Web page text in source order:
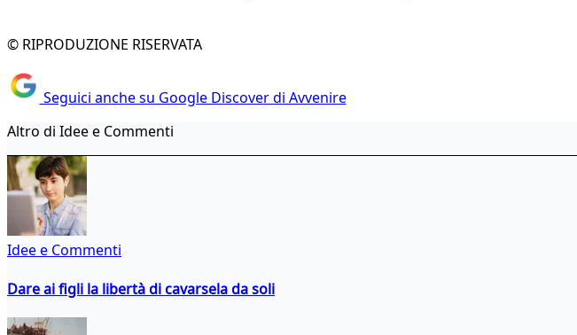
© RIPRODUZIONE RISERVATA
Seguici anche su Google Discover di Avvenire
Altro di Idee e Commenti
Idee e Commenti
Dare ai figli la libertà di cavarsela da soli